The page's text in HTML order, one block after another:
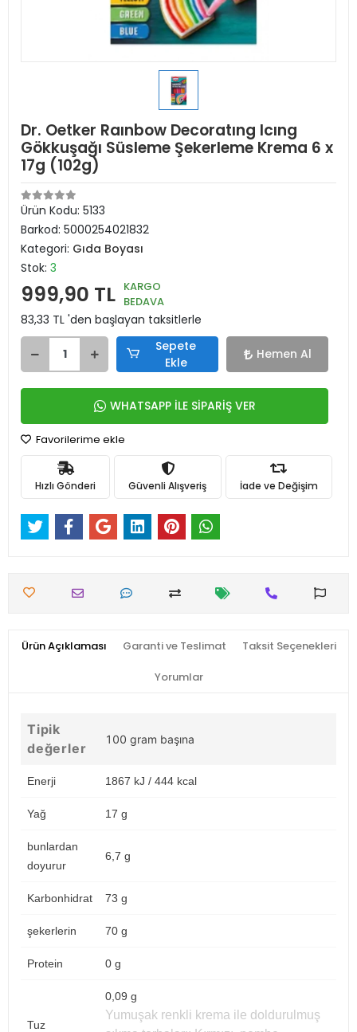
Dr. Oetker Raınbow Decoratıng Icıng
Gökkuşağı Süsleme Şekerleme Krema 6 x
17g (102g)
Ürün Kodu: 5133
Barkod: 5000254021832
Kategori: Gıda Boyası
Stok: 3
999,90 TL KARGO
BEDAVA
83,33 TL 'den başlayan taksitlerle
Sepete
Ekle
Hemen Al
WHATSAPP İLE SİPARİŞ VER
Favorilerime ekle
Hızlı Gönderi Güvenli Alışveriş İade ve Değişim
Ürün Açıklaması Garanti ve Teslimat Taksit Seçenekleri
Yorumlar
Tipik
değerler
100 gram başına
Enerji 1867 kJ / 444 kcal
Yağ 17 g
bunlardan
doyurur
6,7 g
Karbonhidrat 73 g
şekerlerin 70 g
Protein 0 g
Tuz
0,09 g
Yumuşak renkli krema ile doldurulmuş